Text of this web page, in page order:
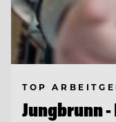
TOP
Jungbrunn